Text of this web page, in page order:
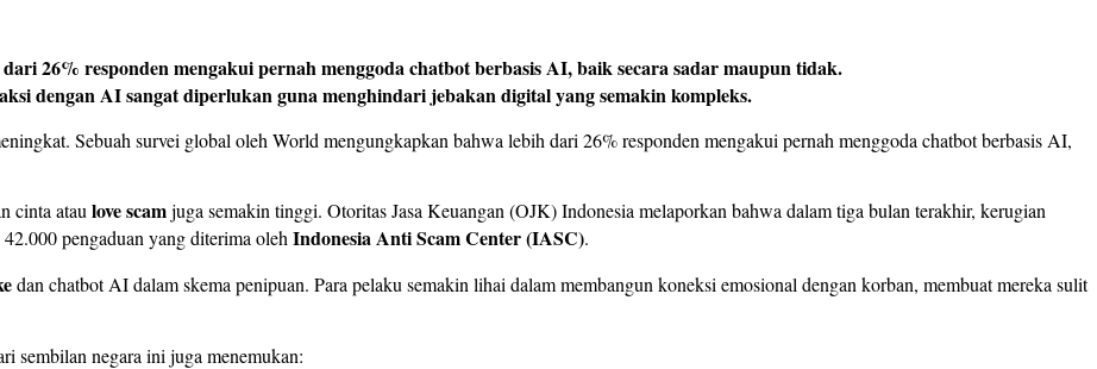
26% responden mengakui pernah menggoda chatbot berbasis AI, baik secara sadar maupun tidak.
dengan AI sangat diperlukan guna menghindari jebakan digital yang semakin kompleks.
Sebuah survei global oleh World mengungkapkan bahwa lebih dari 26% responden mengakui pernah menggoda chatbot berbasis AI,
cinta atau love scamjuga semakin tinggi. Otoritas Jasa Keuangan (OJK) Indonesia melaporkan bahwa dalam tiga bulan terakhir, kerugian
pengaduan yang diterima oleh Indonesia Anti Scam Center (IASC).
dan chatbot AI dalam skema penipuan. Para pelaku semakin lihai dalam membangun koneksi emosional dengan korban, membuat mereka sulit
sembilan negara ini juga menemukan: